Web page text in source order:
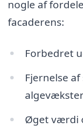
nogle af
facaderens:
Forbedret
Fjernelse
Øget værdi